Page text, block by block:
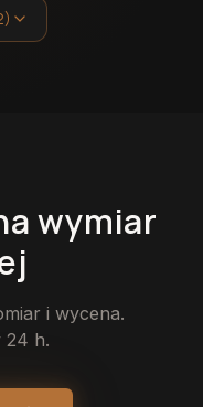
wymiar
i wycena.
24 h.